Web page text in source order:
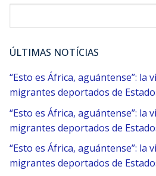
ÚLTIMAS NOTÍCIAS
“Esto es África, aguántense”: la
migrantes deportados de
“Esto es África, aguántense”: la
migrantes deportados de
“Esto es África, aguántense”: la
migrantes deportados de